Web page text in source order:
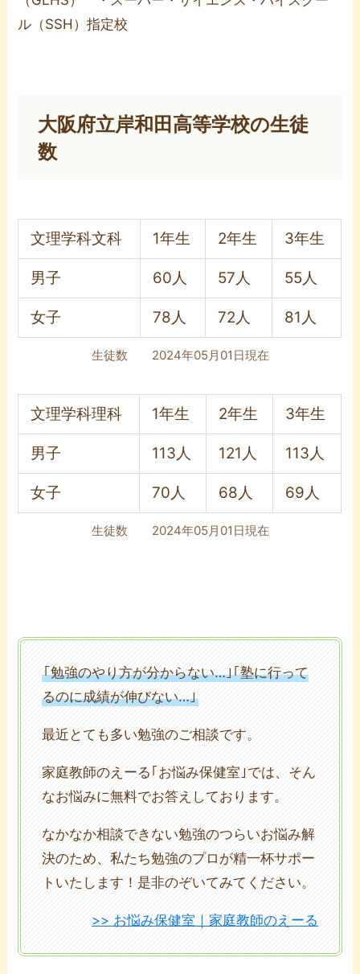
ル（SSH）指定校
大阪府立岸和田高等学校の生徒
数
文理学科文科 1年生 2年生 3年生
男子 60人 57人 55人
女子 78人 72人 81人
生徒数 2024年05月01日現在
文理学科理科 1年生 2年生 3年生
男子 113人 121人 113人
女子 70人 68人 69人
生徒数 2024年05月01日現在
｢勉強のやり方が分からない…｣｢塾に行って
るのに成績が伸びない…｣
最近とても多い勉強のご相談です。
家庭教師のえーる｢お悩み保健室｣では、そん
なお悩みに無料でお答えしております。
なかなか相談できない勉強のつらいお悩み解
決のため、私たち勉強のプロが精一杯サポー
トいたします！是非のぞいてみてください。
>> お悩み保健室｜家庭教師のえーる